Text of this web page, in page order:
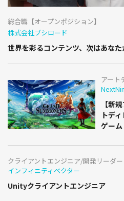
総合職【オープンポジション】
株式会社ブシロード
世界を彩るコンテンツ、次はあなた
アート
【新
トデ
ゲーム
クライアントエンジニア/開発リーダー
インフィニティベクター
Unityクライアントエンジニア